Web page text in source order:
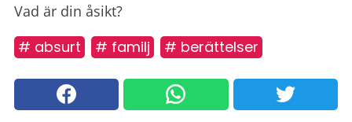
Vad är din åsikt?
# absurt # familj # berättelser